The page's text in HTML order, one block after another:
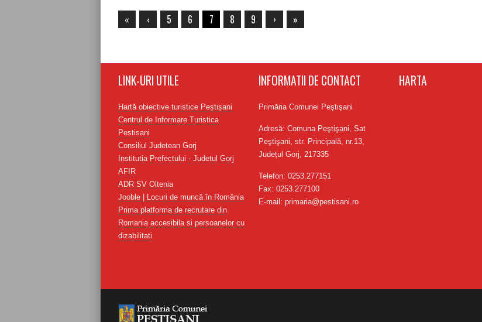
« ‹ 5 6 7 8 9 › »
LINK-URI UTILE
Hartă obiective turistice Peștișani
Centrul de Informare Turistica
Pestisani
Consiliul Judetean Gorj
Institutia Prefectului - Judetul Gorj
AFIR
ADR SV Oltenia
Jooble | Locuri de muncă în România
Prima platforma de recrutare din
Romania accesibila si persoanelor cu
dizabilitati
INFORMATII DE CONTACT
Primăria Comunei Peştişani
Adresă: Comuna Peştişani, Sat
Peştişani, str. Principală, nr.13,
Județul Gorj, 217335
Telefon: 0253.277151
Fax: 0253.277100
E-mail: primaria@pestisani.ro
HARTA